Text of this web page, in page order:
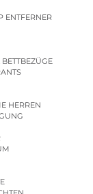
ENTFERNER
HERREN